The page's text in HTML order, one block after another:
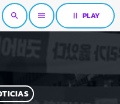
search menu pause PLAY